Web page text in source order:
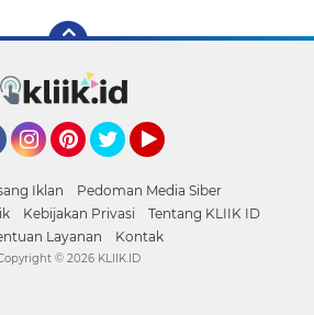
Iklan
Pedoman Media Siber
Kebijakan Privasi
Tentang KLIIK ID
Layanan
Kontak
© 2026 KLIIK.ID